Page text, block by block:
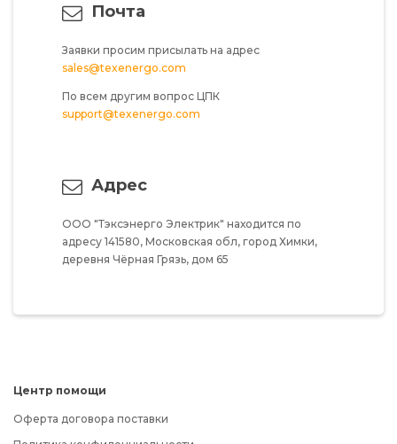
Почта
Заявки просим присылать на адрес
sales@texenergo.com
По всем другим вопрос ЦПК
support@texenergo.com
Адрес
ООО "Тэксэнерго Электрик" находится по
адресу 141580, Московская обл, город Химки,
деревня Чёрная Грязь, дом 65
Центр помощи
Оферта договора поставки